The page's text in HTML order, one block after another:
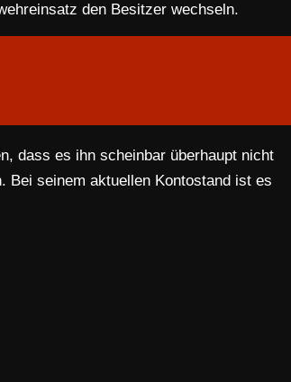
den Besitzer wechseln.
dass es ihn scheinbar überhaupt nicht
Bei seinem aktuellen Kontostand ist es